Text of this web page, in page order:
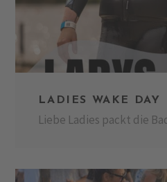
LADIES WAKE DAY
Liebe Ladies packt die